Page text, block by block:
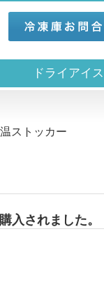
ドライア
ストッカー
入されました。